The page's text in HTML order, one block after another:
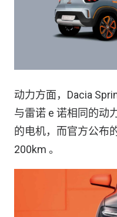
动力方面，Dacia
与雷诺 e 诺相同的动
的电机，而官方公布
200km 。